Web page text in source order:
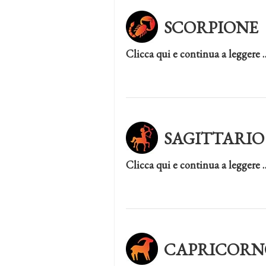
SCORPIONE
Clicca qui e continua a leggere
SAGITTARIO
Clicca qui e continua a leggere